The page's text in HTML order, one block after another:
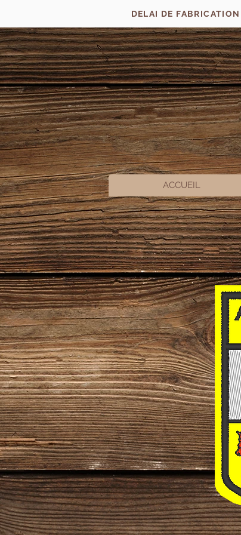
DELAI DE
ACCUEIL